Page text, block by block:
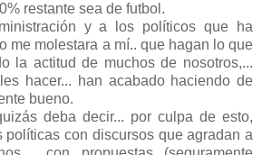
restante sea de futbol.
y a los políticos que ha
me molestara a mí.. que hagan lo que
la actitud de muchos de nosotros,...
hacer... han acabado haciendo de
bueno.
deba decir... por culpa de esto,
políticas con discursos que agradan a